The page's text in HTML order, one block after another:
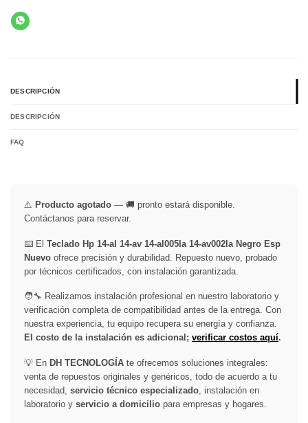
DESCRIPCIÓN
DESCRIPCIÓN
FAQ
⚠️ Producto agotado — 🚚 pronto estará disponible.
Contáctanos para reservar.
⌨️ El Teclado Hp 14-al 14-av 14-al005la 14-av002la Negro Esp
Nuevo ofrece precisión y durabilidad. Repuesto nuevo, probado
por técnicos certificados, con instalación garantizada.
🧑‍🔧 Realizamos instalación profesional en nuestro laboratorio y
verificación completa de compatibilidad antes de la entrega. Con
nuestra experiencia, tu equipo recupera su energía y confianza.
El costo de la instalación es adicional; verificar costos aquí.
💡 En DH TECNOLOGÍA te ofrecemos soluciones integrales:
venta de repuestos originales y genéricos, todo de acuerdo a tu
necesidad, servicio técnico especializado , instalación en
laboratorio y servicio a domicilio para empresas y hogares.